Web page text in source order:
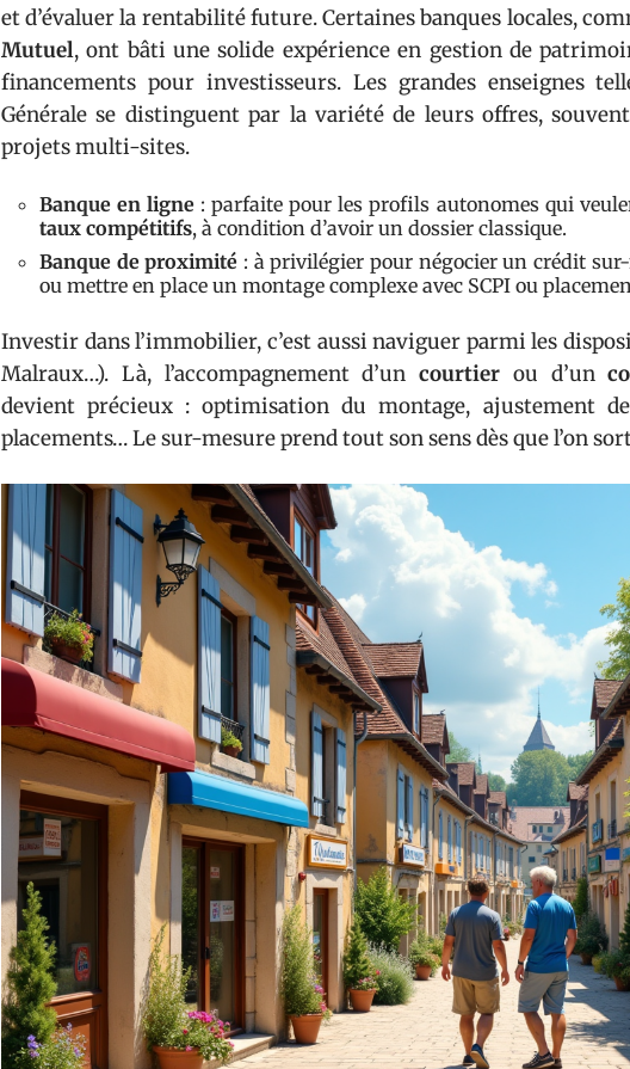
et d’évaluer la rentabilité future. Certaines banques locales,
Mutuel, ont bâti une solide expérience en gestion de
financements pour investisseurs. Les grandes enseignes
Générale se distinguent par la variété de leurs offres,
projets multi-sites.
Banque en ligne : parfaite pour les profils autonomes qui
taux compétitifs, à condition d’avoir un dossier classique.
Banque de proximité : à privilégier pour négocier un crédit
ou mettre en place un montage complexe avec SCPI ou
Investir dans l’immobilier, c’est aussi naviguer parmi les
Malraux…). Là, l’accompagnement d’uncourtier ou d’un
devient précieux : optimisation du montage, ajustement
placements… Le sur-mesure prend tout son sens dès que l’on